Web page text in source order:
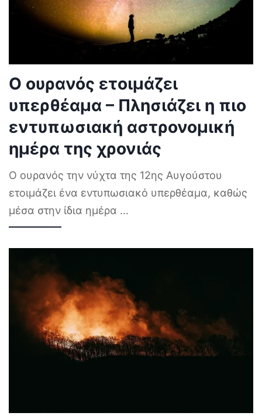
Ο ουρανός ετοιμάζει
υπερθέαμα – Πλησιάζει η πιο
εντυπωσιακή αστρονομική
ημέρα της χρονιάς
Ο ουρανός την νύχτα της 12ης Αυγούστου
ετοιμάζει ένα εντυπωσιακό υπερθέαμα, καθώς
μέσα στην ίδια ημέρα ...